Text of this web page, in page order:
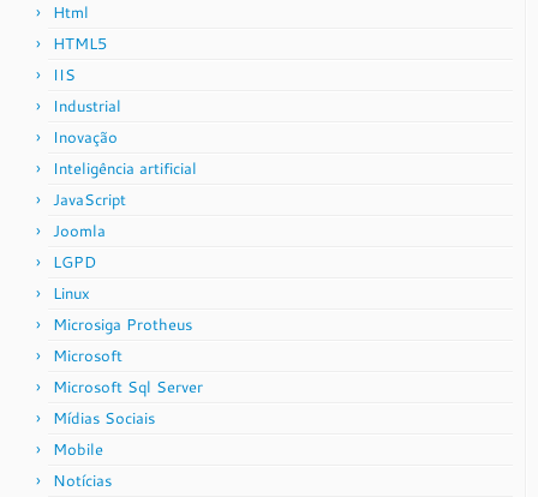
Html
HTML5
IIS
Industrial
Inovação
Inteligência artificial
JavaScript
Joomla
LGPD
Linux
Microsiga Protheus
Microsoft
Microsoft Sql Server
Mídias Sociais
Mobile
Notícias